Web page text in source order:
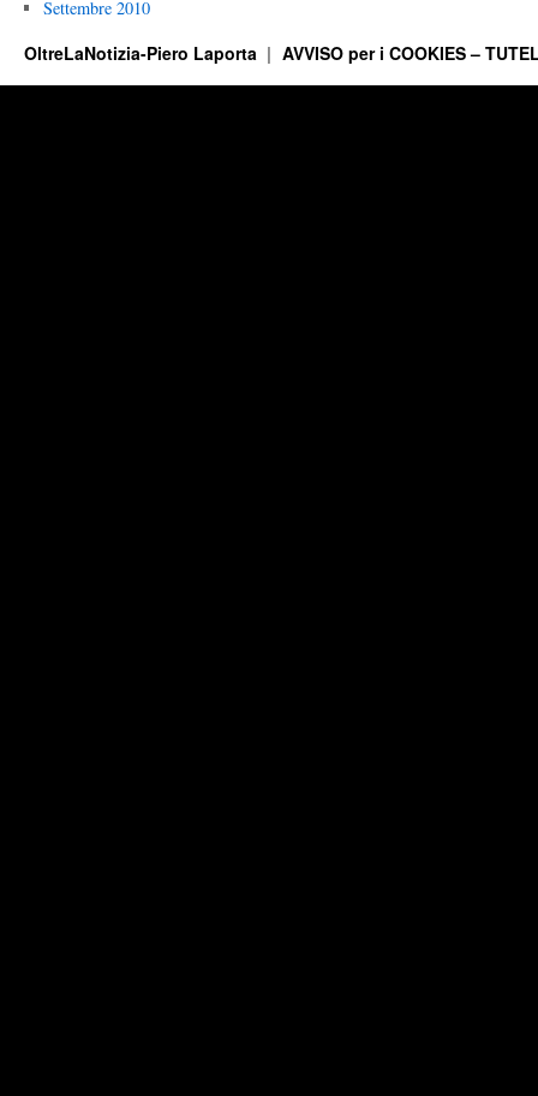
Settembre 2010
OltreLaNotizia-Piero Laporta AVVISO per i COOKIES –